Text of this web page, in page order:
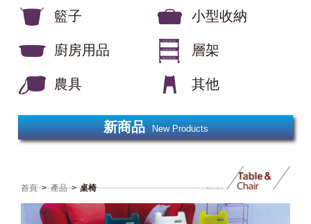
籃子 小型收納
廚房用品 層架
農具 其他
新商品 New Products
首頁 > 產品 > 桌椅